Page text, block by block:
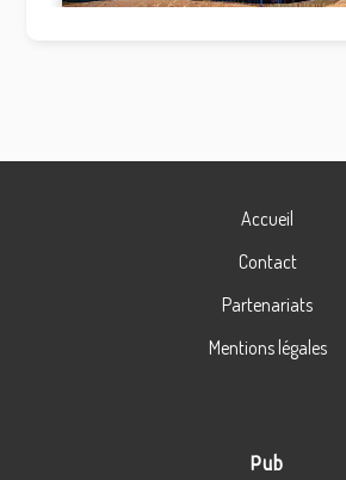
Accueil
Contact
Partenariats
Mentions légales
Pub